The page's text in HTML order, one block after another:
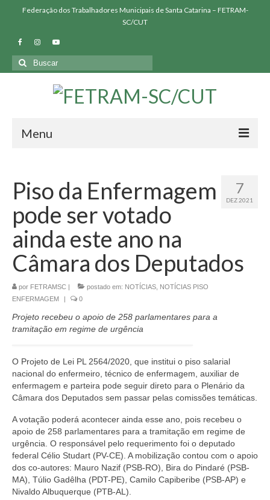
Federação dos Trabalhadores Municipais de Santa Catarina – FETRAM-
SC/CUT
Buscar
por:
Menu
SINDICATOS FILIADOS
NOSSAS LUTAS
BIBLIOTECA
PRESSÃO FETRAM
CONTATO
7
DEZ 2021
Piso da Enfermagem
pode ser votado
ainda este ano na
Câmara dos Deputados
por FETRAMSC | postado em: NOTÍCIAS NOTÍCIAS PISO
ENFERMAGEM
| 0
Projeto recebeu o apoio de 258 parlamentares para a
tramitação em regime de urgência
O Projeto de Lei PL 2564/2020, que institui o piso salarial
nacional do enfermeiro, técnico de enfermagem, auxiliar de
enfermagem e parteira pode seguir direto para o Plenário da
Câmara dos Deputados sem passar pelas comissões temáticas.
A votação poderá acontecer ainda esse ano, pois recebeu o
apoio de 258 parlamentares para a tramitação em regime de
urgência. O responsável pelo requerimento foi o deputado
federal Célio Studart (PV-CE). A mobilização contou com o apoio
dos co-autores: Mauro Nazif (PSB-RO), Bira do Pindaré (PSB-
MA), Túlio Gadêlha (PDT-PE), Camilo Capiberibe (PSB-AP) e
Nivaldo Albuquerque (PTB-AL).